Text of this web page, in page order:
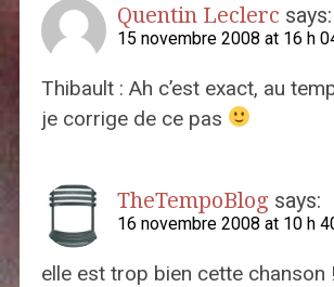
Quentin Leclerc says:
15 novembre 2008 at 16 h
Thibault : Ah c’est exact, au
je corrige de ce pas
TheTempoBlog says:
16 novembre 2008 at 10 h
elle est trop bien cette chanson